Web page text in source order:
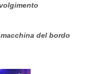
del bordo